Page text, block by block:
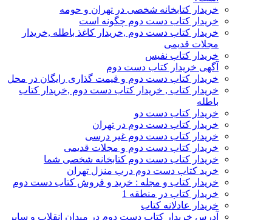
خریدار کتابخانه شخصی در تهران و حومه
خریدار کتاب دست دوم چگونه است
خریدار کتاب دست دوم ,خریدار کاغذ باطله ,خریدار
مجلات قدیمی
خریدار کتاب نفیس
آگهی خریدار کتاب دست دوم
خریدار کتاب دست دوم و قیمت گذاری رایگان در محل
خریدار کتاب , خریدار کتاب دست دوم ,خریدار کتاب
باطله
خریدار کتاب دست دو
خریدار کتاب دست دوم در تهران
خریدار کتاب دست دوم غیر درسی
خریدار کتاب دست دوم و مجلات قدیمی
خریدار کتاب دست دوم کتابخانه شخصی شما
خرید کتاب دست دوم درب منزل تهران
خریدار کتاب و مجله : خرید و فروش کتاب دست دوم
خریدار کتاب در منطقه 1
خریدار عادلانه کتاب
آدرس خریدار کتاب دست دوم در میدان انقلاب و سایر